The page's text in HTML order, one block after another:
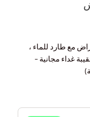
مع طارد للماء ،
غداء مجانية –